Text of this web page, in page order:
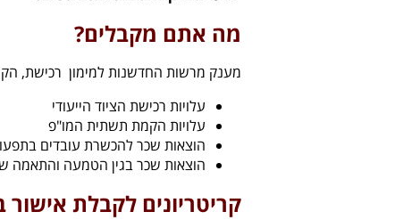
מה אתם מקבלים?
מענק מרשות החדשנות למימון רכישת,
עלויות רכישת הציוד הייעודי
עלויות הקמת תשתית המו"פ
הוצאות שכר להכשרת עובדים
הוצאות שכר בגין הטמעה והתאמה
קריטריונים לקבלת אישור